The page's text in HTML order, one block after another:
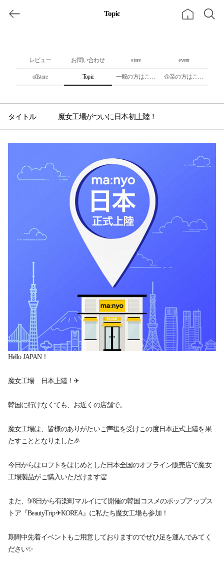
Topic
レビュー お問い合わせ store event
offstore Topic 一般の方はこちら 企業の方はこちら
魔女工場がついに日本初上陸！
Hello JAPAN！
魔女工場 日本上陸！✈
韓国に行けなくても、お近くの店舗で。
魔女工場は、皆様のありがたいご声援を受けこの度日本正式上陸を果
たすこととなりました🎉
今日からはロフトをはじめとした日本全国のオフライン販売店で魔女
工場製品がご購入いただけます👏
また、9/8日から有楽町マルイにて開催の韓国コスメのポップアップス
トア『BeautyTrip✈KOREA』に私たち魔女工場も参加！
期間中先着イベントもご用意しておりますのでぜひ足を運んでみてく
ださい✨